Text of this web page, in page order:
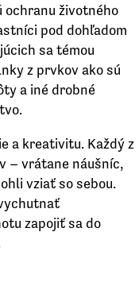
ochranu životného
pod dohľadom
sa témou
z prvkov ako sú
a iné drobné
a kreativitu. Každý z
– vrátane náušníc,
vziať so sebou.
zapojiť sa do